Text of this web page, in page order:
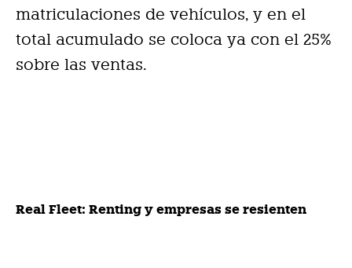
matriculaciones de vehículos, y en el
total acumulado se coloca ya con el 25%
sobre las ventas.
Real Fleet: Renting y empresas se resienten